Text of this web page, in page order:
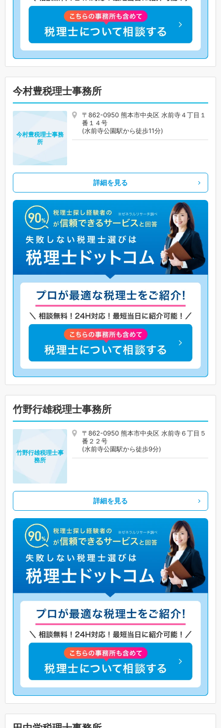
今村豊税理士事務所
〒862-0950 熊本市中央区 水前寺４丁目１
番１４号
(水前寺公園駅から徒歩11分)
今村豊税理士事務
所
詳細を見る
竹野行雄税理士事務所
〒862-0950 熊本市中央区 水前寺６丁目５
番２２号
(水前寺公園駅から徒歩9分)
竹野行雄税理士事
務所
詳細を見る